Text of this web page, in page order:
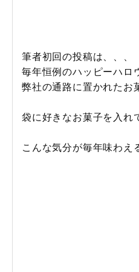
筆者初回の投稿は、、、
毎年恒例のハッピーハロ
弊社の通路に置かれたお
袋に好きなお菓子を入
こんな気分が毎年味わえ